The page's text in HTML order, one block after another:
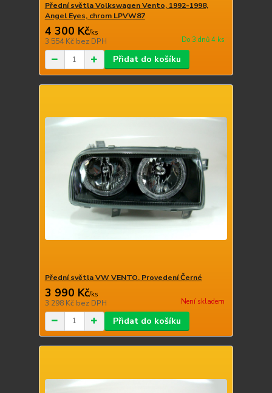
Přední světla Volkswagen Vento, 1992-1998,
Angel Eyes, chrom LPVW87
4 300 Kč/ks
3 554 Kč bez DPH Do 3 dnů 4 ks
Přidat do košíku
Přední světla VW VENTO. Provedení Černé
3 990 Kč/ks
3 298 Kč bez DPH Není skladem
Přidat do košíku